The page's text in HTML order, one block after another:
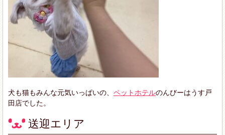
犬も猫もみんな元気いっぱいの、 ペットホテルのんびーはうす戸
田店でした。
送迎エリア